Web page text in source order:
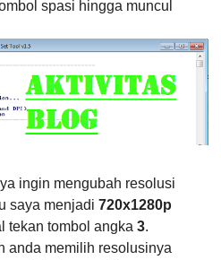
spasi hingga muncul
ingin mengubah resolusi
saya menjadi 720x1280p
tekan tombol angka 3.
anda memilih resolusinya